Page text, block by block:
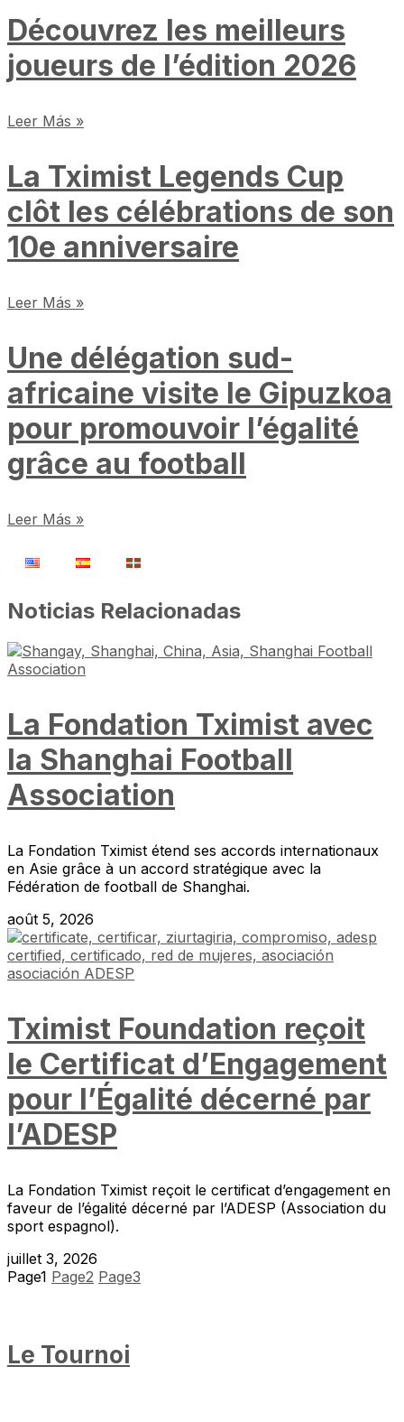
Découvrez les meilleurs
joueurs de l’édition 2026
Leer Más »
La Tximist Legends Cup
clôt les célébrations de son
10e anniversaire
Leer Más »
Une délégation sud-
africaine visite le Gipuzkoa
pour promouvoir l’égalité
grâce au football
Leer Más »
Noticias Relacionadas
La Fondation Tximist avec
la Shanghai Football
Association
La Fondation Tximist étend ses accords internationaux
en Asie grâce à un accord stratégique avec la
Fédération de football de Shanghai.
août 5, 2026
Tximist Foundation reçoit
le Certificat d’Engagement
pour l’Égalité décerné par
l’ADESP
La Fondation Tximist reçoit le certificat d’engagement en
faveur de l’égalité décerné par l’ADESP (Association du
sport espagnol).
juillet 3, 2026
Page1 Page2 Page3
Le Tournoi